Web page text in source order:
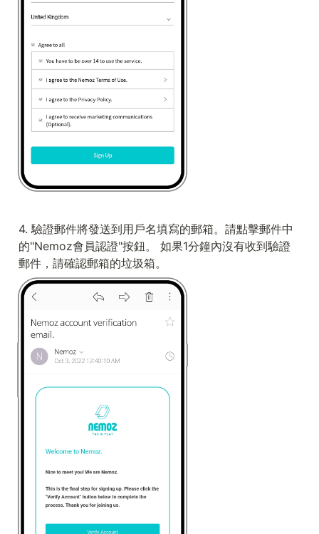
4. 驗證郵件將發送到用戶名填寫的郵箱。請點擊郵件中
的"Nemoz會員認證"按鈕。 如果1分鐘內沒有收到驗證
郵件，請確認郵箱的垃圾箱。